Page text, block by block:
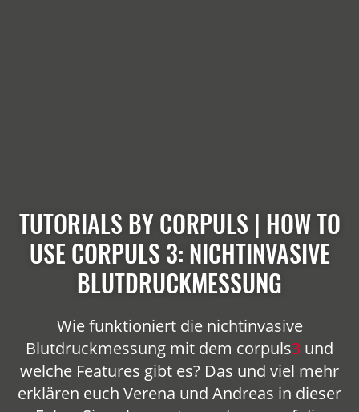
TUTORIALS BY CORPULS | HOW TO
USE CORPULS 3: NICHTINVASIVE
BLUTDRUCKMESSUNG
Wie funktioniert die nichtinvasive
Blutdruckmessung mit dem corpuls3 und
welche Features gibt es? Das und viel mehr
erklären euch Verena und Andreas in dieser